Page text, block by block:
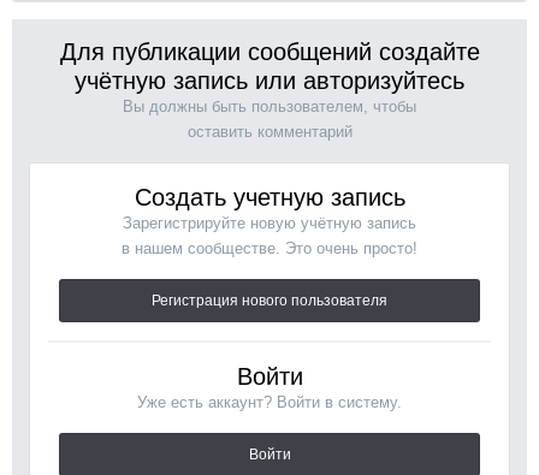
Для публикации сообщений создайте
учётную запись или авторизуйтесь
Вы должны быть пользователем, чтобы
оставить комментарий
Создать учетную запись
Зарегистрируйте новую учётную запись
в нашем сообществе. Это очень просто!
Регистрация нового пользователя
Войти
Уже есть аккаунт? Войти в систему.
Войти